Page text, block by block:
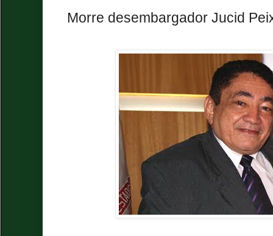
Morre desembargador Jucid